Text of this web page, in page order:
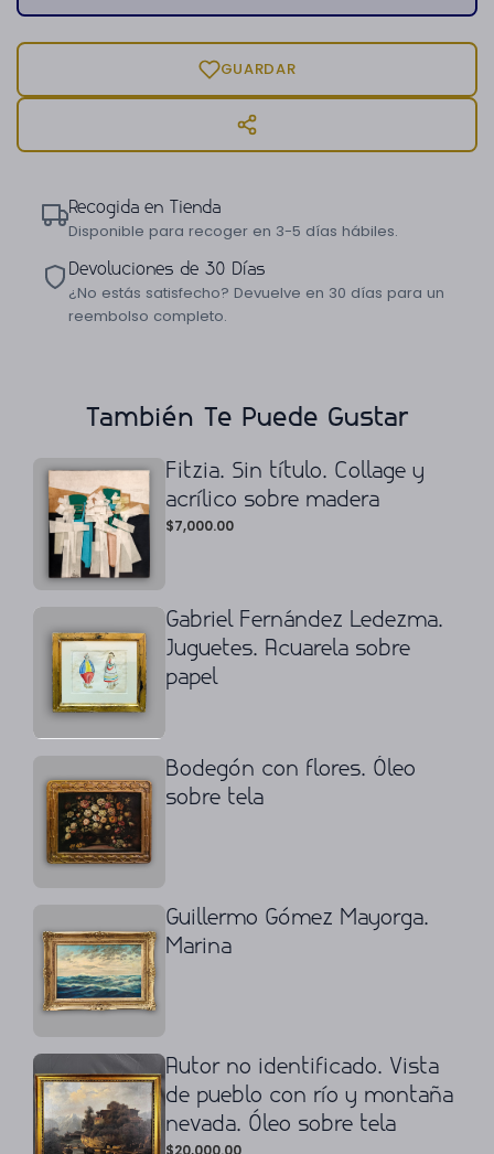
GUARDAR
Recogida en Tienda
Disponible para recoger en 3-5 días hábiles.
Devoluciones de 30 Días
¿No estás satisfecho? Devuelve en 30 días para un
reembolso completo.
También Te Puede Gustar
Fitzia. Sin título. Collage y
acrílico sobre madera
$7,000.00
Gabriel Fernández Ledezma.
Juguetes. Acuarela sobre
papel
Bodegón con flores. Óleo
sobre tela
Guillermo Gómez Mayorga.
Marina
Autor no identificado. Vista
de pueblo con río y montaña
nevada. Óleo sobre tela
$20,000.00